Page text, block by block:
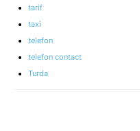
tarif
taxi
telefon
telefon contact
Turda